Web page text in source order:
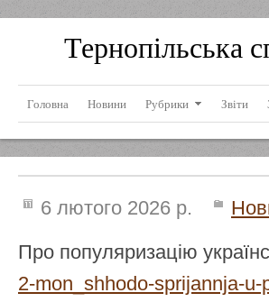
Тернопільська
Головна Новини Рубрики Звіти
6 лютого 2026 р.
Про популяризацію
2-mon_shhodo-sprijannja-